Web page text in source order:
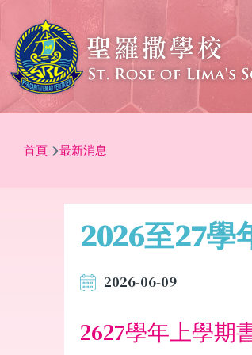
移至主內容
航
首頁 最新消息
2026至27學
2026-06-09
2627學年上學期